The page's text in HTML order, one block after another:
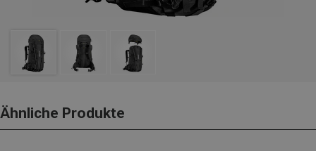
Ähnliche Produkte